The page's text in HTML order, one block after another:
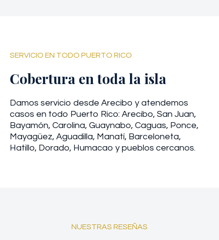
SERVICIO EN TODO PUERTO RICO
Cobertura en toda la isla
Damos servicio desde Arecibo y atendemos
casos en todo Puerto Rico: Arecibo, San Juan,
Bayamón, Carolina, Guaynabo, Caguas, Ponce,
Mayagüez, Aguadilla, Manatí, Barceloneta,
Hatillo, Dorado, Humacao y pueblos cercanos.
NUESTRAS RESEÑAS